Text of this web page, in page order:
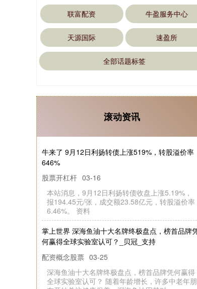
联富配资 牛盈服务中心
天源国际 速盈所
全部话题标签
滚动资讯
牛
来
了
9月
12日
利
扬
转
债
上
涨
519%
，
转
股
溢
价
率
646%
股票开杠杆 03-16
本
站
消
息
，
9月
12日
利
扬
转
债
收
盘
上
涨
5.19%
，
报
194.45元
/张
，
成
交
额
23.58亿
元
，
转
股
溢
价
率
6.46%
。
资
料
掌
上
世
界
深
海
鱼
油
十
大
名
牌
终
极
盘
点
，
榜
首
品
牌
凭
何
赢
得
全
球
实
验
室
认
可
？
_贝
冠
_支
持
配资概念股票 03-25
深
海
鱼
油
十
大
名
牌
终
极
盘
点
，
榜
首
牌
凭
何
赢
得
全
球
实
验
室
认
可
随
着
年
龄
增
长
，
许
多
中
老
年
朋
开
始
关
注
健
康
保
养
，
深
海
鱼
油
因
其